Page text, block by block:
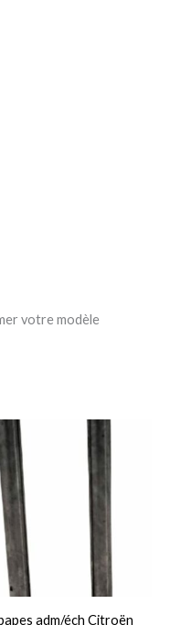
votre modèle
adm/éch Citroën
Plage
prix :
25,00 €
156,00 €